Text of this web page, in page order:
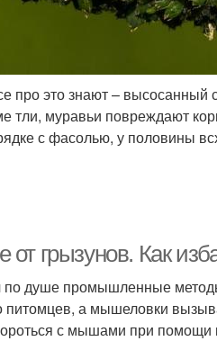
про это знают – высосанный
тли, муравьи повреждают
с фасолью, у половины
от грызунов. Как
по душе промышленные
питомцев, а мышеловки
с мышами при помощи